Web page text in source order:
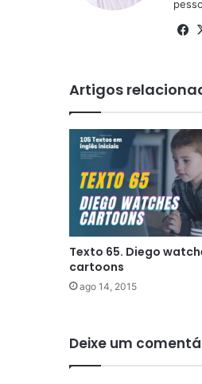
Artigos
Texto 65. Diego
cartoons
ago 14, 2015
Deixe um